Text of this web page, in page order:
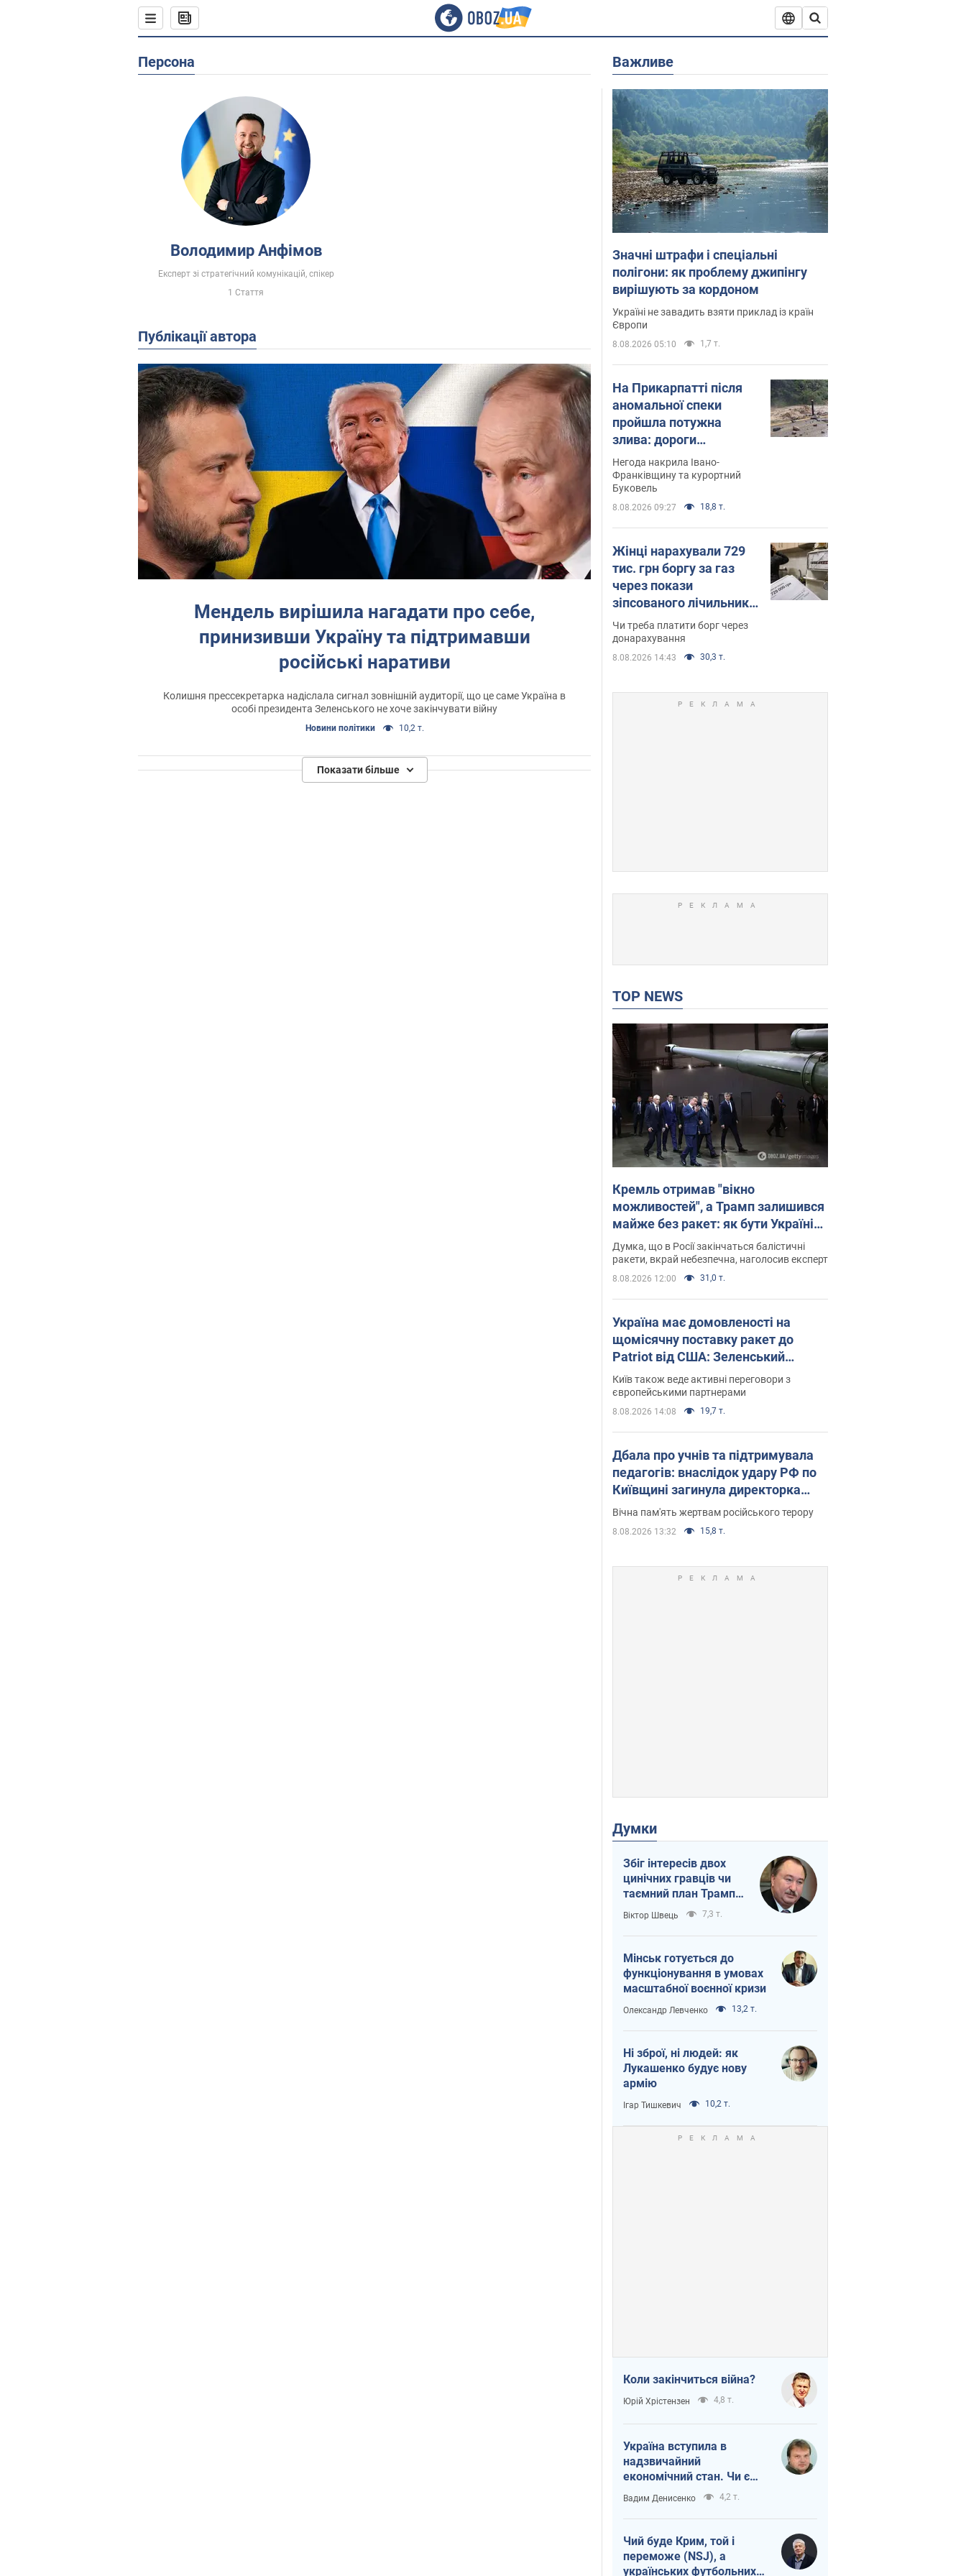
Персона
Володимир Анфімов
Експерт зі стратегічний комунікацій, спікер
1 Стаття
Публікації автора
Мендель вирішила нагадати про себе,
принизивши Україну та підтримавши
російські наративи
Колишня прессекретарка надіслала сигнал зовнішній аудиторії, що це саме Україна в
особі президента Зеленського не хоче закінчувати війну
Новини політики 10,2 т.
Показати більше
Важливе
Значні штрафи і спеціальні
полігони: як проблему джипінгу
вирішують за кордоном
Україні не завадить взяти приклад із країн
Європи
8.08.2026 05:10 1,7 т.
На Прикарпатті після
аномальної спеки
пройшла потужна
злива: дороги
перетворились на
річки. Відео
Негода накрила Івано-
Франківщину та курортний
Буковель
8.08.2026 09:27 18,8 т.
Жінці нарахували 729
тис. грн боргу за газ
через покази
зіпсованого лічильника:
суддя ухвалив
неочікуване рішення
Чи треба платити борг через
донарахування
8.08.2026 14:43 30,3 т.
TOP NEWS
Кремль отримав "вікно
можливостей", а Трамп залишився
майже без ракет: як бути Україні?
Інтерв’ю з Мельником
Думка, що в Росії закінчаться балістичні
ракети, вкрай небезпечна, наголосив експерт
8.08.2026 12:00 31,0 т.
Україна має домовленості на
щомісячну поставку ракет до
Patriot від США: Зеленський
розкрив подробиці
Київ також веде активні переговори з
європейськими партнерами
8.08.2026 14:08 19,7 т.
Дбала про учнів та підтримувала
педагогів: внаслідок удару РФ по
Київщині загинула директорка
київського ліцею, її чоловік та онук
Вічна пам'ять жертвам російського терору
8.08.2026 13:32 15,8 т.
Думки
Збіг інтересів двох
цинічних гравців чи
таємний план Трампа
і Путіна?
Віктор Швець 7,3 т.
Мінськ готується до
функціонування в умовах
масштабної воєнної кризи
Олександр Левченко 13,2 т.
Ні зброї, ні людей: як
Лукашенко будує нову
армію
Ігар Тишкевич 10,2 т.
Коли закінчиться війна?
Юрій Хрістензен 4,8 т.
Україна вступила в
надзвичайний
економічний стан. Чи є
світло вкінці тунелю?
Вадим Денисенко 4,2 т.
Чий буде Крим, той і
переможе (NSJ), а
українських футбольних